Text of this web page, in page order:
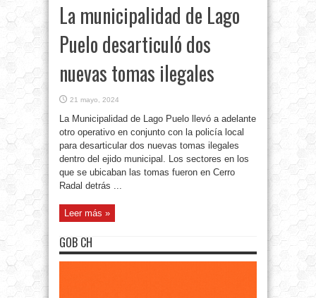
La municipalidad de Lago
Puelo desarticuló dos
nuevas tomas ilegales
21 mayo, 2024
La Municipalidad de Lago Puelo llevó a adelante
otro operativo en conjunto con la policía local
para desarticular dos nuevas tomas ilegales
dentro del ejido municipal. Los sectores en los
que se ubicaban las tomas fueron en Cerro
Radal detrás ...
Leer más »
GOB CH